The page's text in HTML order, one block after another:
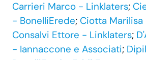
Carrieri Marco - Linklaters;
- BonelliErede; Ciotta
Consalvi Ettore - Linklaters;
- Iannaccone e Associati;